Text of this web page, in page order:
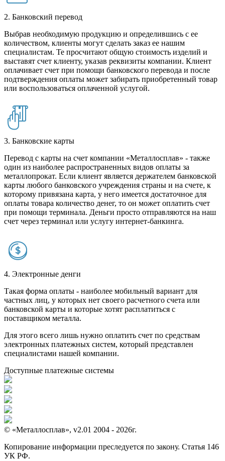
2. Банковский перевод
Выбрав необходимую продукцию и определившись с ее
количеством, клиенты могут сделать заказ ее нашим
специалистам. Те просчитают общую стоимость изделий и
выставят счет клиенту, указав реквизиты компании. Клиент
оплачивает счет при помощи банковского перевода и после
подтверждения оплаты может забирать приобретенный товар
или воспользоваться оплаченной услугой.
3. Банковские карты
Перевод с карты на счет компании «Металлосплав» - также
один из наиболее распространенных видов оплаты за
металлопрокат. Если клиент является держателем банковской
карты любого банковского учреждения страны и на счете, к
которому привязана карта, у него имеется достаточное для
оплаты товара количество денег, то он может оплатить счет
при помощи терминала. Деньги просто отправляются на наш
счет через терминал или услугу интернет-банкинга.
4. Электронные денги
Такая форма оплаты - наиболее мобильный вариант для
частных лиц, у которых нет своего расчетного счета или
банковской карты и которые хотят расплатиться с
поставщиком металла.
Для этого всего лишь нужно оплатить счет по средствам
электронных платежных систем, который представлен
специалистами нашей компании.
Доступные платежные системы
© «Металлосплав», v2.01 2004 - 2026г.
Копирование информации преследуется по закону. Статья 146
УК РФ.